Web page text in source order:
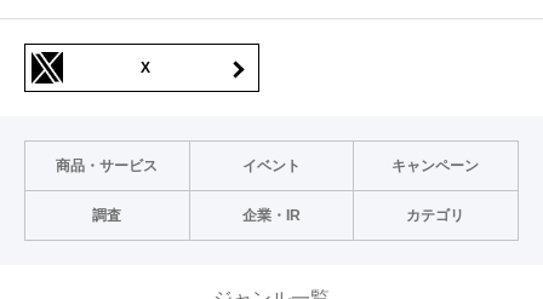
X
商品・サービス イベント キャンペーン
調査 企業・IR カテゴリ